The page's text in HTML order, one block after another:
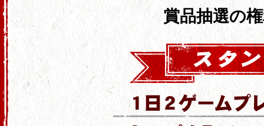
賞品抽選の